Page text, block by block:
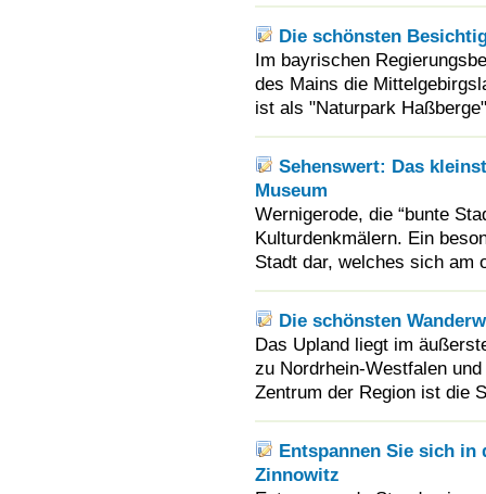
Die schönsten
Im bayrischen
des Mains die
ist als "Naturpark
Sehenswert: Das
Museum
Wernigerode, die “bunte
Kulturdenkmälern. Ein
Stadt dar, welches sich am
Die schönsten
Das Upland liegt im
zu Nordrhein-Westfalen
Zentrum der Region ist die
Entspannen Sie sich in
Zinnowitz